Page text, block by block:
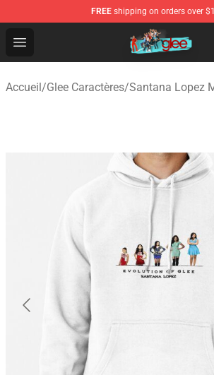
FREE shipping on orders over
Open menu
Glee Store - Official Glee
Accueil/Glee Caractères/Santana Lopez